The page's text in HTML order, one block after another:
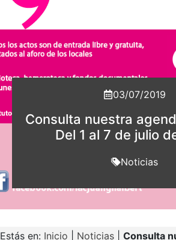
03/07/2019
Consulta nuestra
Del 1 al 7 de julio
Noticias
Estás en: Inicio Noticias
Consulta